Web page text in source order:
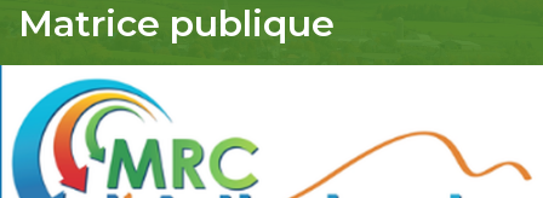
Matrice publique